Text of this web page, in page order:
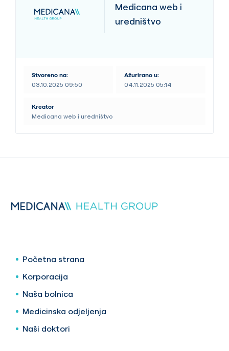
Medicana web i
uredništvo
Stvoreno na:
03.10.2025 09:50
Ažurirano u:
04.11.2025 05:14
Kreator
Medicana web i uredništvo
Početna strana
Korporacija
Naša bolnica
Medicinska odjeljenja
Naši doktori